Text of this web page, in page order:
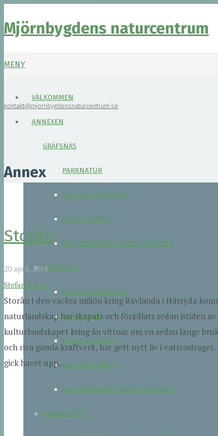
Mjörnbygdens naturcentrum
kontakt@mjornbygdensnaturcentrum.se
MENY
VÄLKOMMEN
ANNEXEN
GRÄFSNÄS
PARKNATUR
KULTUR I GRÄFSNÄS
SOLDATTORPET
NATURRESERVAT NÄRA GRÄFSNÄS
BROBACKA
NATUR I BROBACKA
GRÄNSBYGD
JÄTTEGRYTORNA
MYLONITZONEN
NATURRESERVAT NÄRA BROBACKA
DAMMSJÖÅS
Annex
Storån
20 april, 2018
Stefan Bydén
Storån I den vackra miljön kring Rävlanda i Härryda
naturlandskap har skapats och förädlats sedan istiden
kulturlandskapet kring ån vittnar om en sedan länge
och riva gamla kraftverk, har gett nytt liv i vattendraget.
gick havet upp…